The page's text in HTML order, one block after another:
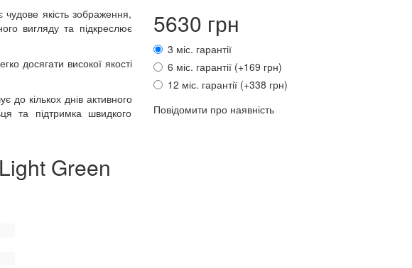
якість зображення,
вигляду та підкреслює
досягати високої якості
до кількох днів активного
та підтримка швидкого
Green
5630 грн
3 міс. гарантії
6 міс. гарантії (+169 грн)
12 міс. гарантії (+338 грн)
Повідомити про наявність